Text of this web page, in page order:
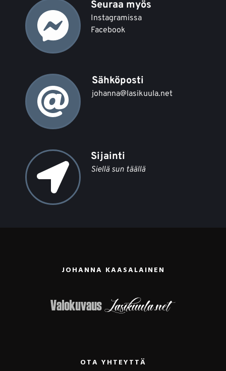
Seuraa myös
Instagramissa
Facebook
Sähköposti
johanna@lasikuula.net
Sijainti
Siellä sun täällä
JOHANNA KAASALAINEN
OTA YHTEYTTÄ